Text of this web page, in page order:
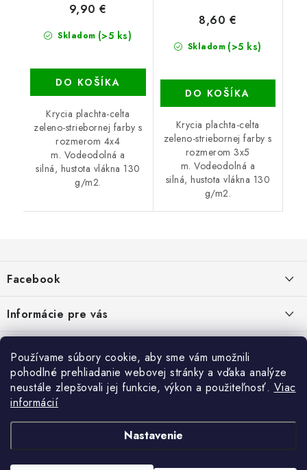
Používame súbory cookie, aby sme vám umožnili
pohodlné prehliadanie webovej stránky a vďaka analýze
neustále zlepšovali jej funkcie, výkon a použiteľnosť. Viac
informácií
Nastavenie
Skladom (>5 ks)
9,90 €
DO KOŠÍKA
Krycia plachta-celta
zeleno-striebornej farby s
rozmerom 4x4
m. Vodeodolná a
silná, hustota vlákna 130
g/m2.
Skladom (>5 ks)
8,60 €
DO KOŠÍKA
Krycia plachta-celta
zeleno-striebornej farby s
rozmerom 3x5
m. Vodeodolná a
silná, hustota vlákna 130
g/m2.
p
ä
i
Facebook
Informácie pre vás
Dopravné a platobné podmienky
Galéria od Zákaznikov
Kontakt
Blog
Krycie plachty, ešte lepšia kvalita
TIPY A RADY AKO SADIŤ DO SKLENÍKA
NÁVOD NA MONTÁŽ RETRO BICYKLA
Obchodné podmienky Ochrana osobných údajov
Alternatívne riešenie sporov online - RSO ČO SÚ TO „COOKIES“?